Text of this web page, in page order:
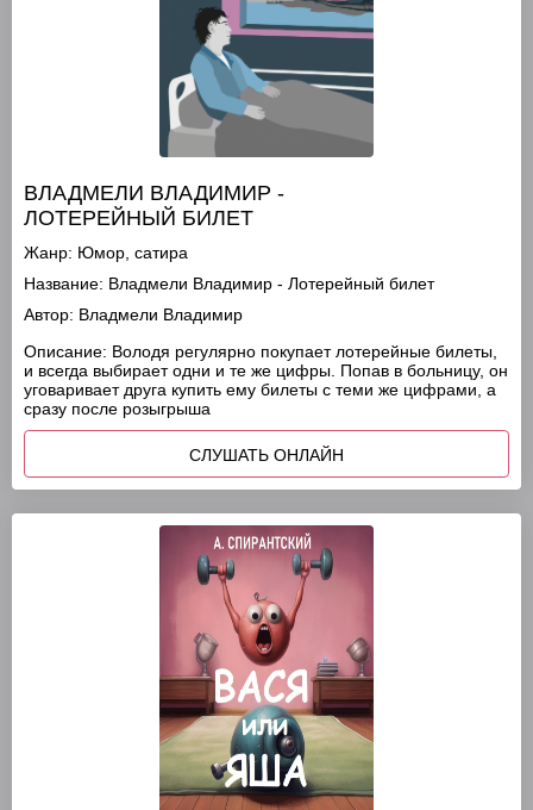
ВЛАДМЕЛИ ВЛАДИМИР -
ЛОТЕРЕЙНЫЙ БИЛЕТ
Жанр: Юмор, сатира
Название: Владмели Владимир - Лотерейный билет
Автор: Владмели Владимир
Описание: Володя регулярно покупает лотерейные билеты,
и всегда выбирает одни и те же цифры. Попав в больницу, он
уговаривает друга купить ему билеты с теми же цифрами, а
сразу после розыгрыша
СЛУШАТЬ ОНЛАЙН